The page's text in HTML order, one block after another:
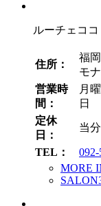
ルーチェココ
住所：
福
モ
営業時
間：
月
日
定休
日：
当
TEL：
MORE